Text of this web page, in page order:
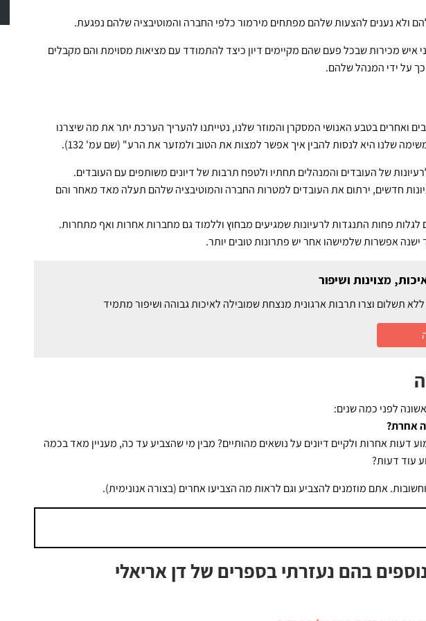
ולא נענים להצעות שלהם מפתחים מירמור כלפי החברה והמוטיבציה שלהם נפגעת.
איש מכירות שבכל פעם שהם מקיימים דיון כיצד להתמודד עם מציאות מסוימת והם מקבלים
על ידי המנהל שלהם.
ואחרים בטבע האנושי המסקרן והמוזר שלנו, נטייתנו להעריך הערכת יתר את מה שיצרנו
שלנו היא לנסות להבין איך אפשר למצות את הטוב ולמזער את הרע" (שם עמ' 132).
של העובדים והמנהלים תחתיו ולטפח תרבות של דיונים משותפים עם העובדים.
חדשים, ירתום את העובדים למטרות החברה והמוטיבציה שלהם תעלה מאד מאחר והם
לגלות פחות התנגדות לרעיונות שמגיעים מבחוץ וללמוד גם מחברות אחרות ואף מתחרות.
ישנה אפשרות שלמישהו אחר יש פתרונות טובים יותר.
מצוינות ושיפור
לפני כמה שנים:
אחרת?
אחרות ולקיים דיונים על נושאים מהותיים? מבין מי שהצביע עד כה, מעניין מאד בכמה
עוד דעות?
אתם מוזמנים להצביע וגם לראות מה הצביעו אחרים (בצורה אנונימית).
בהם נעזרתי בספרים של דן אריאלי